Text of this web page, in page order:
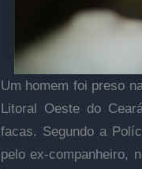
Um homem foi preso
Litoral Oeste do
facas. Segundo a
pelo ex-companheiro,